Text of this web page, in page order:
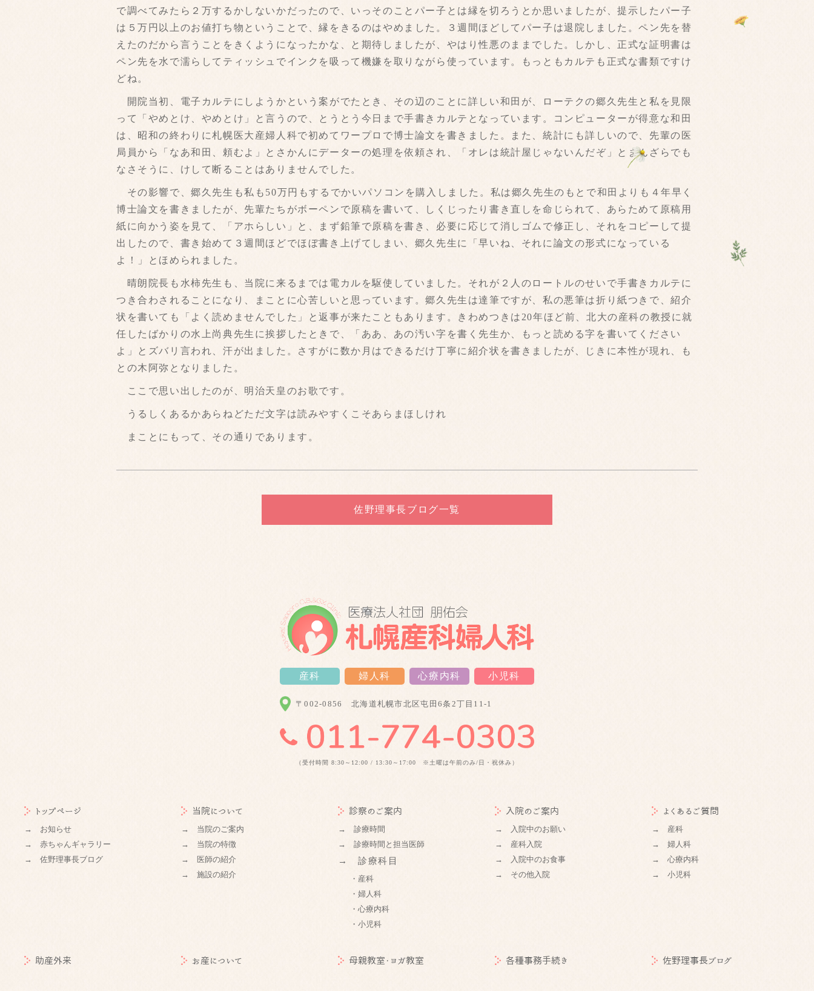
で調べてみたら２万するかしないかだったので、いっそのことパー子とは縁を切ろうとか思いましたが、提示したパー子
は５万円以上のお値打ち物ということで、縁をきるのはやめました。３週間ほどしてパー子は退院しました。ペン先を替
えたのだから言うことをきくようになったかな、と期待しましたが、やはり性悪のままでした。しかし、正式な証明書は
ペン先を水で濡らしてティッシュでインクを吸って機嫌を取りながら使っています。もっともカルテも正式な書類ですけ
どね。
開院当初、電子カルテにしようかという案がでたとき、その辺のことに詳しい和田が、ローテクの郷久先生と私を見限
って「やめとけ、やめとけ」と言うので、とうとう今日まで手書きカルテとなっています。コンピューターが得意な和田
は、昭和の終わりに札幌医大産婦人科で初めてワープロで博士論文を書きました。また、統計にも詳しいので、先輩の医
局員から「なあ和田、頼むよ」とさかんにデーターの処理を依頼され、「オレは統計屋じゃないんだぞ」とまんざらでも
なさそうに、けして断ることはありませんでした。
その影響で、郷久先生も私も50万円もするでかいパソコンを購入しました。私は郷久先生のもとで和田よりも４年早く
博士論文を書きましたが、先輩たちがボーペンで原稿を書いて、しくじったり書き直しを命じられて、あらためて原稿用
紙に向かう姿を見て、「アホらしい」と、まず鉛筆で原稿を書き、必要に応じて消しゴムで修正し、それをコピーして提
出したので、書き始めて３週間ほどでほぼ書き上げてしまい、郷久先生に「早いね、それに論文の形式になっている
よ！」とほめられました。
晴朗院長も水柿先生も、当院に来るまでは電カルを駆使していました。それが２人のロートルのせいで手書きカルテに
つき合わされることになり、まことに心苦しいと思っています。郷久先生は達筆ですが、私の悪筆は折り紙つきで、紹介
状を書いても「よく読めませんでした」と返事が来たこともあります。きわめつきは20年ほど前、北大の産科の教授に就
任したばかりの水上尚典先生に挨拶したときで、「ああ、あの汚い字を書く先生か、もっと読める字を書いてください
よ」とズバリ言われ、汗が出ました。さすがに数か月はできるだけ丁寧に紹介状を書きましたが、じきに本性が現れ、も
との木阿弥となりました。
ここで思い出したのが、明治天皇のお歌です。
うるしくあるかあらねどただ文字は読みやすくこそあらまほしけれ
まことにもって、その通りであります。
佐野理事長ブログ一覧
産科 婦人科 心療内科 小児科
〒002-0856 北海道札幌市北区屯田6条2丁目11-1
（受付時間 8:30～12:00 / 13:30～17:00 ※土曜は午前のみ/日・祝休み）
トップページ
→ お知らせ
→ 赤ちゃんギャラリー
→ 佐野理事長ブログ
当院について
→ 当院のご案内
→ 当院の特徴
→ 医師の紹介
→ 施設の紹介
診察のご案内
→ 診療時間
→ 診療時間と担当医師
→ 診療科目
・産科
・婦人科
・心療内科
・小児科
入院のご案内
→ 入院中のお願い
→ 産科入院
→ 入院中のお食事
→ その他入院
よくあるご質問
→ 産科
→ 婦人科
→ 心療内科
→ 小児科
助産外来 お産について 母親教室・ヨガ教室 各種事務手続き 佐野理事長ブログ